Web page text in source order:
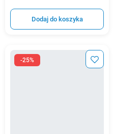
Dodaj do koszyka
-25%